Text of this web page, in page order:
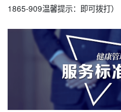
1865-909温馨提示：即可拨打）